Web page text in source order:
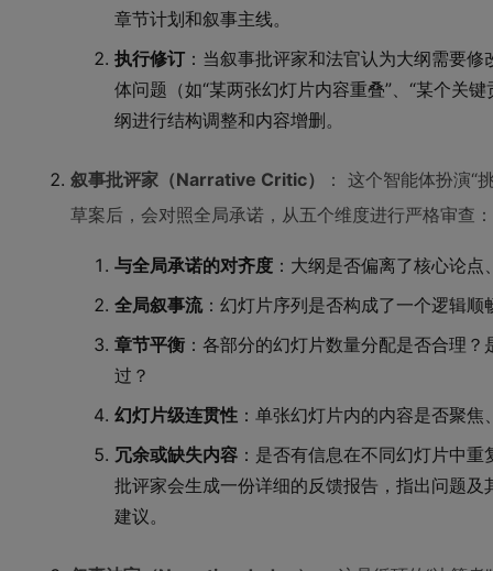
章节计划和叙事主线。
执行修订 ：当叙事批评家和法官认为大纲需要
体问题（如“某两张幻灯片内容重叠”、“某个关
纲进行结构调整和内容增删。
叙事批评家（Narrative Critic）
： 这个智能体扮演“
草案后，会对照全局承诺，从五个维度进行严格审查：
与全局承诺的对齐度 ：大纲是否偏离了核心论
全局叙事流：幻灯片序列是否构成了一个逻辑
章节平衡 ：各部分的幻灯片数量分配是否合理
过？
幻灯片级连贯性 ：单张幻灯片内的内容是否聚
冗余或缺失内容 ：是否有信息在不同幻灯片中
批评家会生成一份详细的反馈报告，指出问题
建议。